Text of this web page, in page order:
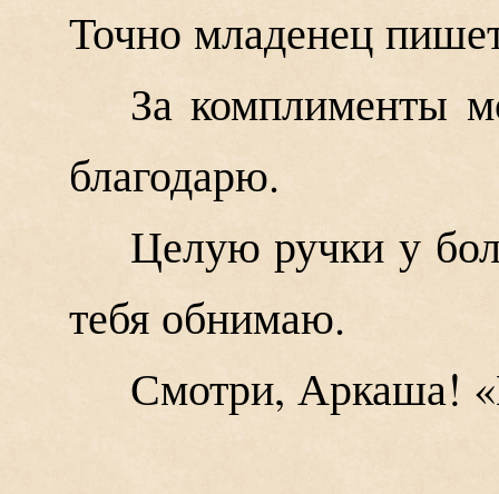
Точно младенец
За комплименты
благодарю.
Целую ручки у
тебя обнимаю.
Смотри, Аркаша!